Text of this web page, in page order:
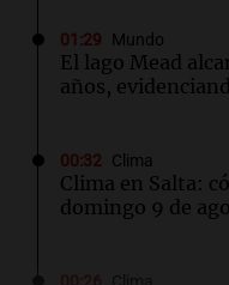
01:29 Mundo
El lago Mead
años,
00:32 Clima
Clima en Salta:
domingo 9 de